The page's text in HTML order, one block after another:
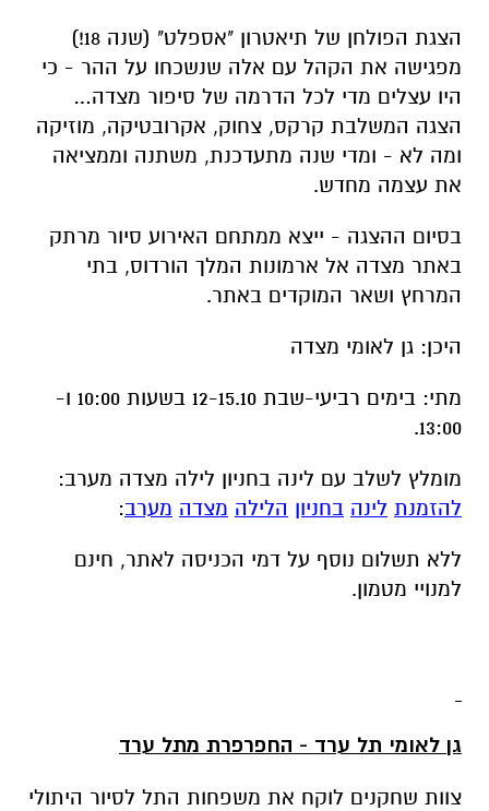
הצגת הפולחן של תיאטרון "אספלט" (שנה 18!)
מפגישה את הקהל עם אלה שנשכחו על ההר - כי
היו עצלים מדי לכל הדרמה של סיפור מצדה…
הצגה המשלבת קרקס, צחוק, אקרובטיקה, מוזיקה
ומה לא - ומדי שנה מתעדכנת, משתנה וממציאה
את עצמה מחדש.
בסיום ההצגה - ייצא ממתחם האירוע סיור מרתק
באתר מצדה אל ארמונות המלך הורדוס, בתי
המרחץ ושאר המוקדים באתר.
היכן: גן לאומי מצדה
מתי: בימים רביעי-שבת 12-15.10 בשעות 10:00 ו-
13:00.
מומלץ לשלב עם לינה בחניון לילה מצדה מערב:
להזמנת לינה בחניון הלילה מצדה מערב:
ללא תשלום נוסף על דמי הכניסה לאתר, חינם
למנויי מטמון.
גן לאומי תל ערד - החפרפרת מתל ערד
צוות שחקנים לוקח את משפחות התל לסיור היתולי